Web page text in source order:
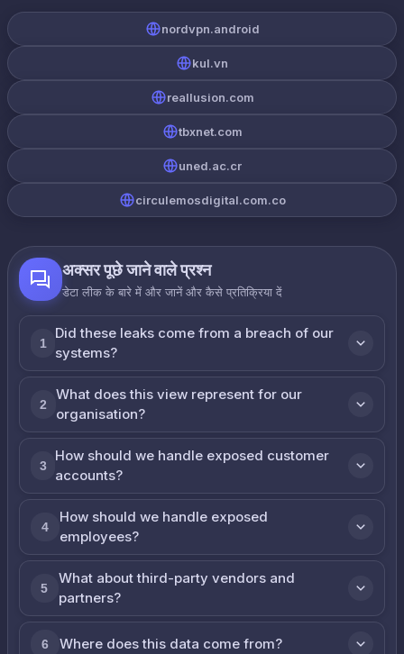
nordvpn.android
kul.vn
reallusion.com
tbxnet.com
uned.ac.cr
circulemosdigital.com.co
अक्सर पूछे जाने वाले प्रश्न
डेटा लीक के बारे में और जानें और कैसे प्रतिक्रिया दें
1
Did these leaks come from a breach of our
systems?
2
What does this view represent for our
organisation?
3
How should we handle exposed customer
accounts?
4
How should we handle exposed
employees?
5
What about third-party vendors and
partners?
6 Where does this data come from?